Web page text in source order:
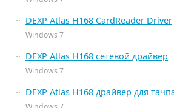
DEXP Atlas H168 CardReader Driver
Windows 7
DEXP Atlas H168 сетевой драйвер
Windows 7
DEXP Atlas H168 драйвер для